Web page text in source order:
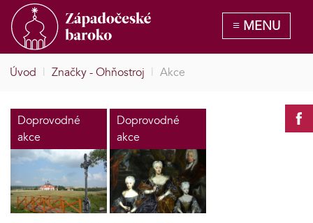
Úvod | Značky - Ohňostroj | Akce
Doprovodné
akce
Doprovodné
akce